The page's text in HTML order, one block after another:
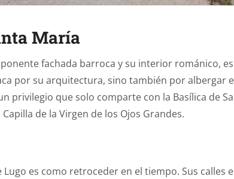
María
fachada barroca y su interior románico,
por su arquitectura, sino también por albergar
privilegio que solo comparte con la Basílica de
de la Virgen de los Ojos Grandes.
es como retroceder en el tiempo. Sus calles